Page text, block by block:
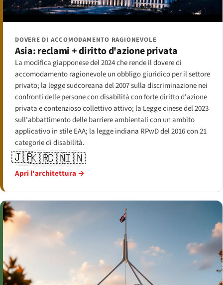
DOVERE DI ACCOMODAMENTO RAGIONEVOLE
Asia: reclami + diritto d'azione privata
La modifica giapponese del 2024 che rende il dovere di
accomodamento ragionevole un obbligo giuridico per il settore
privato; la legge sudcoreana del 2007 sulla discriminazione nei
confronti delle persone con disabilità con forte diritto d'azione
privata e contenzioso collettivo attivo; la Legge cinese del 2023
sull'abbattimento delle barriere ambientali con un ambito
applicativo in stile EAA; la legge indiana RPwD del 2016 con 21
categorie di disabilità.
🇯🇵🇰🇷🇨🇳🇮🇳
Apri l'architettura →